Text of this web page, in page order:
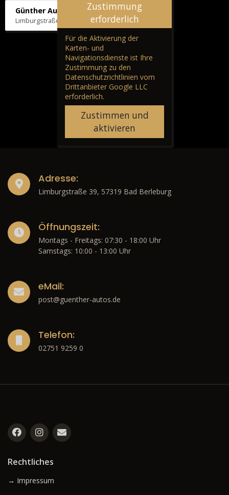
Günther Autos & Service
Limburgstraße 39, 57319 Bad Berleburg
Zustimmung
erforderlich
Für die Aktivierung der
Karten- und
Navigationsdienste ist Ihre
Zustimmung zu den
Datenschutzrichtlinien vom
Drittanbieter Google LLC
erforderlich.
Zustimmen und
aktivieren
Adresse:
Limburgstraße 39, 57319 Bad Berleburg
Öffnungszeit:
Montags - Freitags: 07:30 - 18:00 Uhr
Samstags: 10:00 - 13:00 Uhr
eMail:
post@guenther-autos.de
Telefon:
02751 9259 0
Rechtliches
→ Impressum